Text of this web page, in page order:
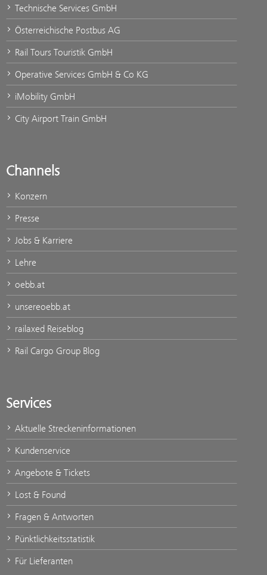
Technische Services GmbH
Österreichische Postbus AG
Rail Tours Touristik GmbH
Operative Services GmbH & Co KG
iMobility GmbH
City Airport Train GmbH
Channels
Konzern
Presse
Jobs & Karriere
Lehre
oebb.at
unsereoebb.at
railaxed Reiseblog
Rail Cargo Group Blog
Services
Aktuelle Streckeninformationen
Kundenservice
Angebote & Tickets
Lost & Found
Fragen & Antworten
Pünktlichkeitsstatistik
Für Lieferanten